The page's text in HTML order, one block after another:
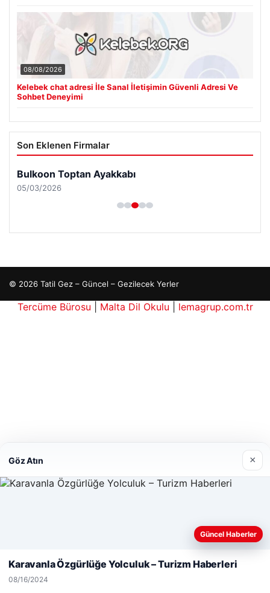
08/08/2026
Kelebek chat adresi İle Sanal İletişimin Güvenli Adresi Ve
Sohbet Deneyimi
Son Eklenen Firmalar
Bulkoon Toptan Ayakkabı
05/03/2026
© 2026 Tatil Gez – Güncel – Gezilecek Yerler
Web sitemizi nasıl kullandığınızı daha iyi anlayabilmek,
deneyiminizi kişiselleştirmek ve geliştirmek amacıyla çerezler
Kabul Et
Göz Atın ×
Güncel Haberler
Karavanla Özgürlüğe Yolculuk – Turizm Haberleri
08/16/2024
Tercüme Bürosu Malta Dil Okulu
lemagrup.com.tr